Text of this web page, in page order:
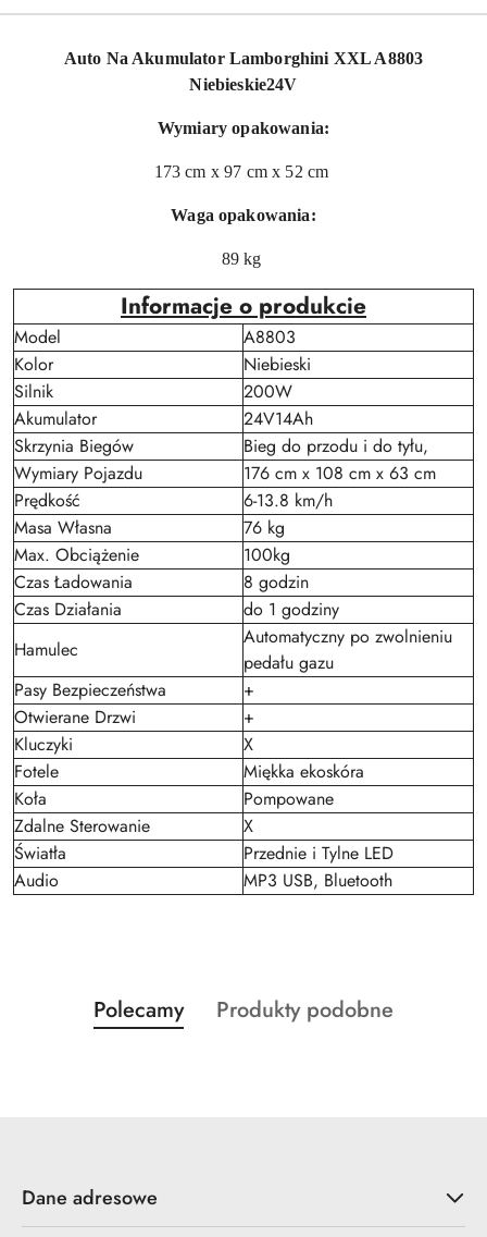
Auto Na Akumulator Lamborghini XXL A8803
Niebieskie24V
Wymiary opakowania:
173 cm x 97 cm x 52 cm
Waga opakowania:
89 kg
Informacje o produkcie
Model
A8803
Kolor
Niebieski
Silnik
200W
Akumulator
24V14Ah
Skrzynia Biegów
Bieg do przodu i do tyłu,
Wymiary Pojazdu
176 cm x 108 cm x 63 cm
Prędkość
6-13.8 km/h
Masa Własna
76 kg
Max. Obciążenie
100kg
Czas Ładowania
8 godzin
Czas Działania
do 1 godziny
Hamulec
Automatyczny po zwolnieniu
pedału gazu
Pasy Bezpieczeństwa
+
Otwierane Drzwi
+
Kluczyki
X
Fotele
Miękka ekoskóra
Koła
Pompowane
Zdalne Sterowanie
X
Światła
Przednie i Tylne LED
Audio
MP3 USB, Bluetooth
Pomiń karuzelę produktów
Produkty
o
Polecamy
Produkty
Produkty podobne
Dane adresowe